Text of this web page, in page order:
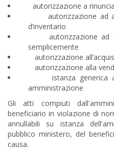
autorizzazione a
autorizzazione ad
d’inventario
autorizzazione ad
semplicemente
autorizzazione
autorizzazione alla
istanza generica
amministrazione
Gli atti compiuti
beneficiario in violazione di
annullabili su istanza
pubblico ministero, del
causa.